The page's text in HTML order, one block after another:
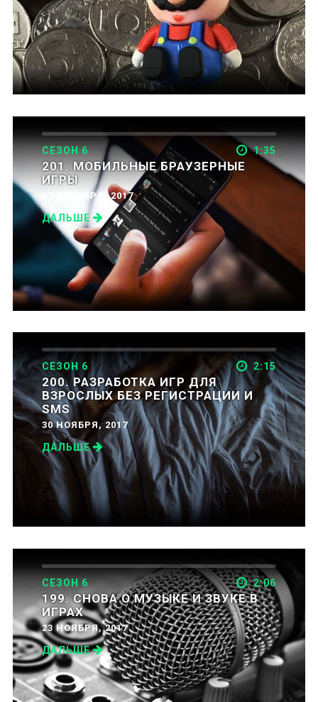
СЕЗОН 6 1:35
201. МОБИЛЬНЫЕ БРАУЗЕРНЫЕ
ИГРЫ
07 ДЕКАБРЯ, 2017
ДАЛЬШЕ
СЕЗОН 6 2:15
200. РАЗРАБОТКА ИГР ДЛЯ
ВЗРОСЛЫХ БЕЗ РЕГИСТРАЦИИ И
SMS
30 НОЯБРЯ, 2017
ДАЛЬШЕ
СЕЗОН 6 2:06
199. CНОВА О МУЗЫКЕ И ЗВУКЕ В
ИГРАХ
23 НОЯБРЯ, 2017
ДАЛЬШЕ